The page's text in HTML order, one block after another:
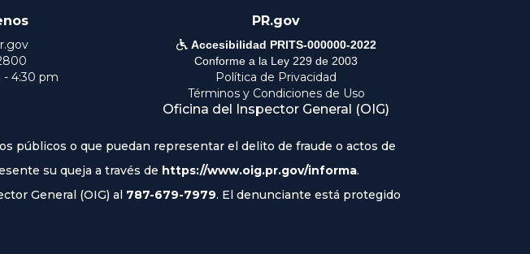
- 4:30 pm
PR.gov
 Accesibilidad PRITS-000000-2022
Conforme a la Ley 229 de 2003
Política de Privacidad
Términos y Condiciones de Uso
Oficina del Inspector General (OIG)
públicos o que puedan representar el delito de fraude o actos de
su queja a través de https://www.oig.pr.gov/informa.
General (OIG) al 787-679-7979. El denunciante está protegido